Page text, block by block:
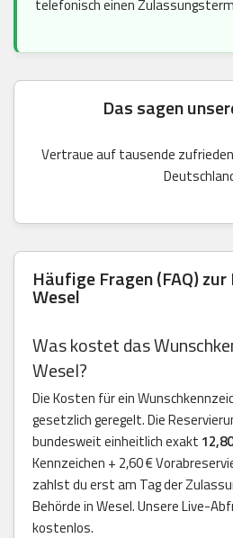
telefonisch einen
Das sagen
Vertraue auf tausende
Häufige Fragen (FAQ)
Wesel
Was kostet das
Wesel?
Die Kosten für ein
gesetzlich geregelt. Die
bundesweit einheitlich exakt
Kennzeichen + 2,60 €
zahlst du erst am Tag der
Behörde in Wesel. Unsere Live-
kostenlos.